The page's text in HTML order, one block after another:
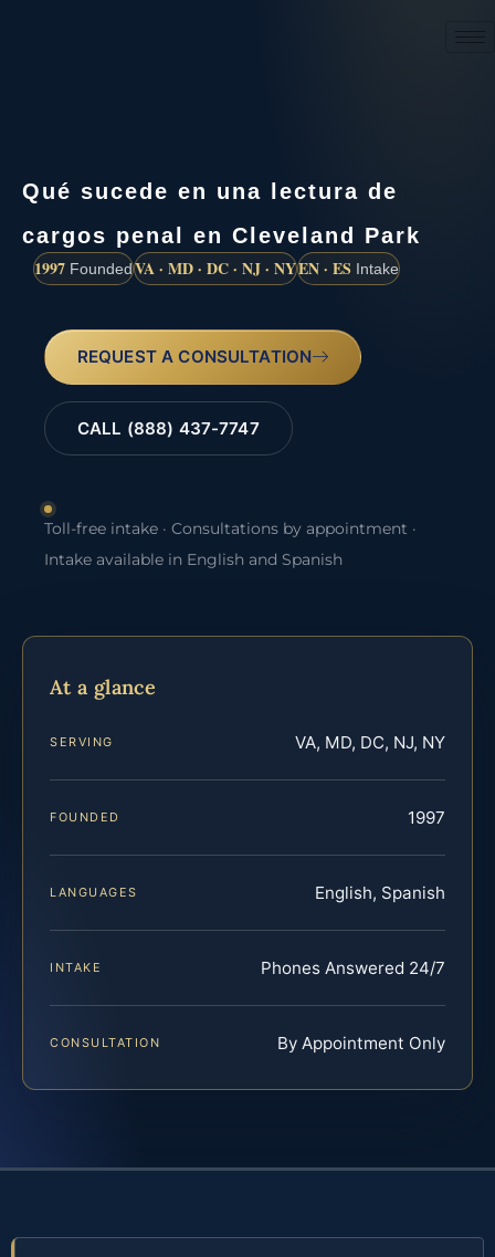
Qué sucede en una lectura de
cargos penal en Cleveland Park
1997 FoundedVA · MD · DC · NJ · NYEN · ES Intake
REQUEST A CONSULTATION
CALL (888) 437-7747
Toll-free intake · Consultations by appointment ·
Intake available in English and Spanish
At a glance
SERVING VA, MD, DC, NJ, NY
FOUNDED 1997
LANGUAGES English, Spanish
INTAKE Phones Answered 24/7
CONSULTATION By Appointment Only